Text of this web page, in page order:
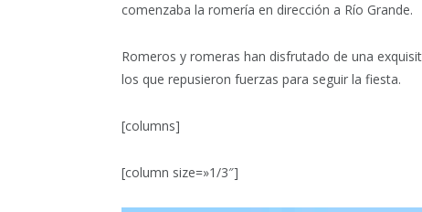
comenzaba la romería en dirección a Río Grande.
Romeros y romeras han disfrutado de una
los que repusieron fuerzas para seguir la fiesta.
[columns]
[column size=»1/3″]